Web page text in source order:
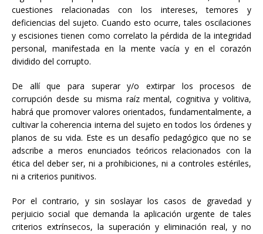
cuestiones relacionadas con los intereses, temores y
deficiencias del sujeto. Cuando esto ocurre, tales oscilaciones
y escisiones tienen como correlato la pérdida de la integridad
personal, manifestada en la mente vacía y en el corazón
dividido del corrupto.
De allí que para superar y/o extirpar los procesos de
corrupción desde su misma raíz mental, cognitiva y volitiva,
habrá que promover valores orientados, fundamentalmente, a
cultivar la coherencia interna del sujeto en todos los órdenes y
planos de su vida. Este es un desafío pedagógico que no se
adscribe a meros enunciados teóricos relacionados con la
ética del deber ser, ni a prohibiciones, ni a controles estériles,
ni a criterios punitivos.
Por el contrario, y sin soslayar los casos de gravedad y
perjuicio social que demanda la aplicación urgente de tales
criterios extrínsecos, la superación y eliminación real, y no